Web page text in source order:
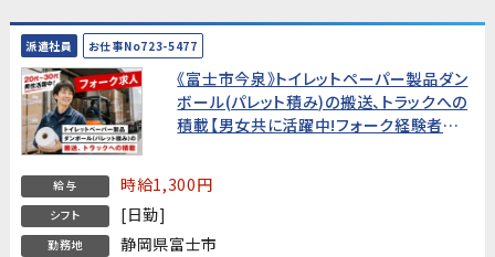
派遣社員 お仕事No723-5477
《富士市今泉》トイレットペーパー製品ダン
ボール(パレット積み)の搬送、トラックへの
積載【男女共に活躍中!フォーク経験者お
給与 時給1,300円
シフト [日勤]
勤務地 静岡県富士市